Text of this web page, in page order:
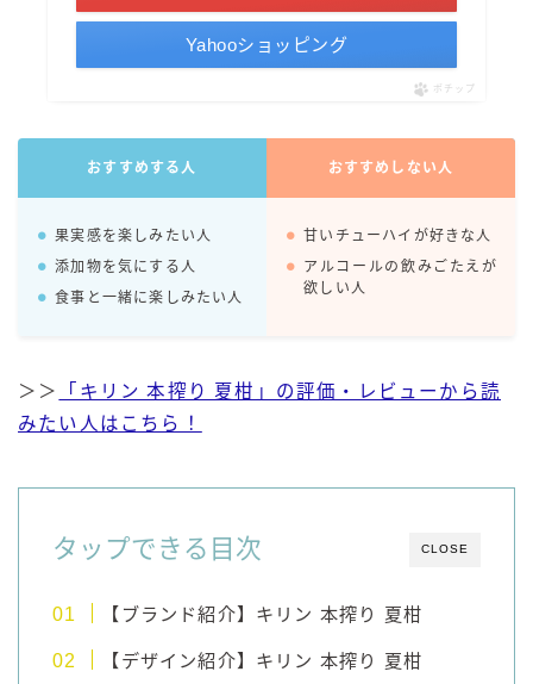
WATTA
natura WATTA
合同酒精
その他メーカー
お得情報
Yahooショッピング
ポチップ
おすすめする人 おすすめしない人
果実感を楽しみたい人
添加物を気にする人
食事と一緒に楽しみたい人
甘いチューハイが好きな人
アルコールの飲みごたえが
欲しい人
＞＞
「キリン 本搾り 夏柑」の評価・レビューから読
みたい人はこちら！
CLOSE
タップできる目次
【ブランド紹介】キリン 本搾り 夏柑
【デザイン紹介】キリン 本搾り 夏柑